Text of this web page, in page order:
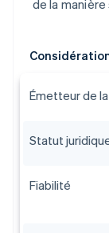
de la
Émetteur de
Statut
Fiabilité